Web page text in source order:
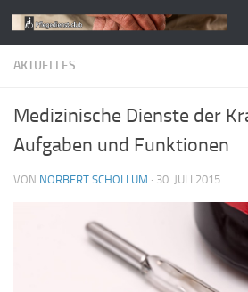
Zum Inhalt springen
AKTUELLES
Medizinische Dienste der
Aufgaben und Funktionen
VON NORBERT SCHOLLUM · 30. JULI 2015